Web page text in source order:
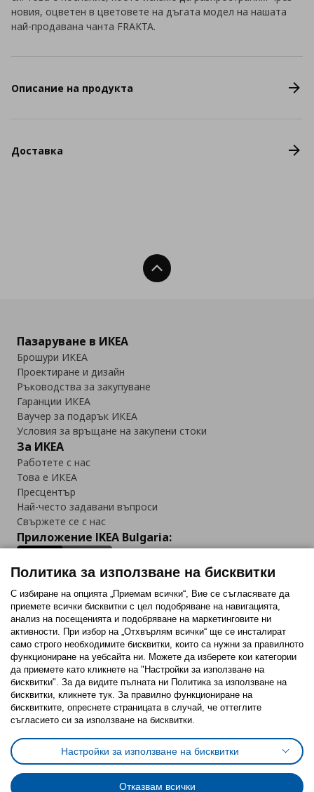
новия, оцветен в цветовете на дъгата модел на нашата
най-продавана чанта FRAKTA.
Описание на продукта
Доставка
Нагоре
Пазаруване в ИКЕА
Брошури ИКЕА
Проектиране и дизайн
Ръководства за закупуване
Гаранции ИКЕА
Ваучер за подарък ИКЕА
Условия за връщане на закупени стоки
За ИКЕА
Работете с нас
Това е ИКЕА
Пресцентър
Най-често задавани въпроси
Свържете се с нас
Приложение IKEA Bulgaria:
Последвайте ни:
FacebookTwitterYoutubePinterestInstagram
Политика за използване на бисквитки (Cookies)
Избор на настройки за използване на бисквитки
Условия за ползване на ikea.bgОбща политика за личните данни
Политика за защита на личните данни на ikea.bg
Общи условия на програма IKEA Family
Политика за използване на бисквитки
С избиране на опцията „Приемам всички“, Вие се съгласявате да
приемете всички бисквитки с цел подобряване на навигацията,
анализ на посещенията и подобряване на маркетинговите ни
активности. При избор на „Отхвърлям всички“ ще се инсталират
само строго необходимитe бисквитки, които са нужни за правилното
функциониране на уебсайта ни. Можете да изберете кои категории
да приемете като кликнете на "Настройки за използване на
бисквитки". За да видите пълната ни Политика за използване на
бисквитки, кликнете тук. За правилно функциониране на
бисквитките, опреснете страницата в случай, че оттеглите
съгласието си за използване на бисквитки.
Настройки за използване на бисквитки
Отказвам всички